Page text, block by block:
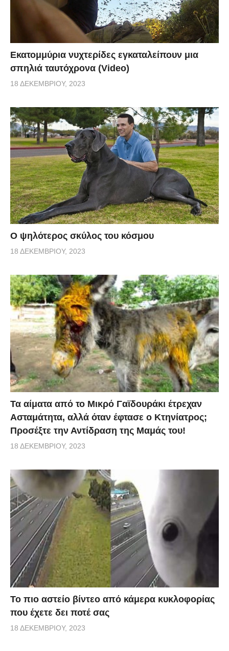
Εκατομμύρια νυχτερίδες εγκαταλείπουν μια
σπηλιά ταυτόχρονα (Video)
18 ΔΕΚΕΜΒΡΊΟΥ, 2023
Ο ψηλότερος σκύλος του κόσμου
18 ΔΕΚΕΜΒΡΊΟΥ, 2023
Τα αίματα από το Μικρό Γαϊδουράκι έτρεχαν
Ασταμάτητα, αλλά όταν έφτασε ο Κτηνίατρος;
Προσέξτε την Αντίδραση της Μαμάς του!
18 ΔΕΚΕΜΒΡΊΟΥ, 2023
Το πιο αστείο βίντεο από κάμερα κυκλοφορίας
που έχετε δει ποτέ σας
18 ΔΕΚΕΜΒΡΊΟΥ, 2023